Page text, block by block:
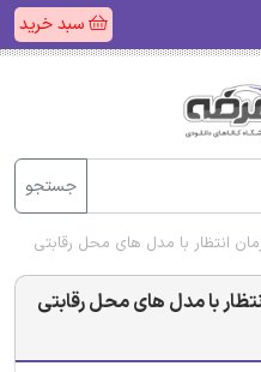
سبد خرید
جستجو
انتظار با مدل های محل رقابتی -
با مدل های محل رقابتی